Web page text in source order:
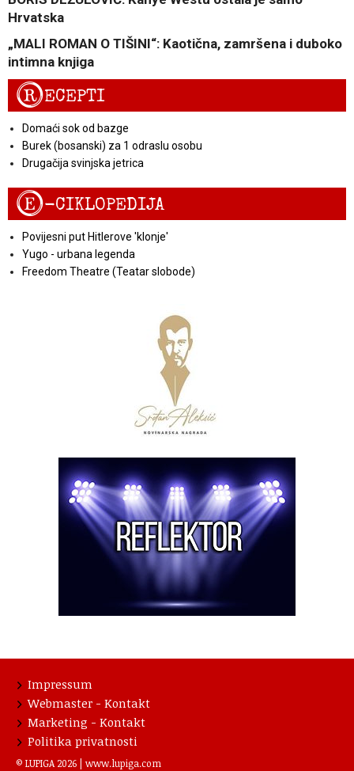
Hrvatska
„MALI ROMAN O TIŠINI“: Kaotična, zamršena i duboko
intimna knjiga
RECEPTI
Domaći sok od bazge
Burek (bosanski) za 1 odraslu osobu
Drugačija svinjska jetrica
E-CIKLOPEDIJA
Povijesni put Hitlerove 'klonje'
Yugo - urbana legenda
Freedom Theatre (Teatar slobode)
Impressum
Webmaster - Kontakt
Marketing - Kontakt
Politika privatnosti
© LUPIGA 2026 | www.lupiga.com